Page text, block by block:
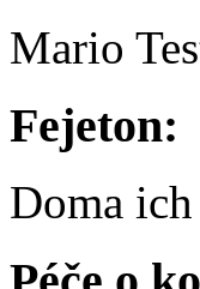
Mario
Fejeton:
Doma ich